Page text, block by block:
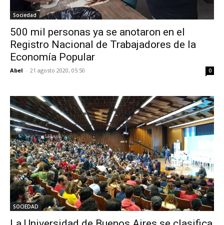
Sociedad
500 mil personas ya se anotaron en el
Registro Nacional de Trabajadores de la
Economía Popular
Abel - 21 agosto 2020, 05:50 0
SOCIEDAD